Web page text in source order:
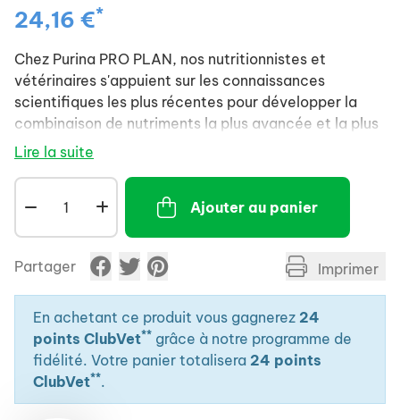
24,16 €*
Chez Purina PRO PLAN, nos nutritionnistes et
vétérinaires s'appuient sur les connaissances
scientifiques les plus récentes pour développer la
combinaison de nutriments la plus avancée et la plus
efficace pour votre animal. Nos formules aident à
digestibilité et une absorption élevée des nutriments,
afin de soutenir les défenses naturelles et la santé à
long terme de votre animal.
Lire la suite
Ajouter au panier
Partager Imprimer
En achetant ce produit vous gagnerez 24
points ClubVet** grâce à notre programme de
fidélité. Votre panier totalisera 24 points
ClubVet**.